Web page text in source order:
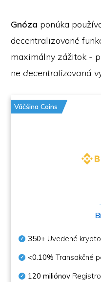
Gnóza ponúka
decentralizované
maximálny zážitok -
ne decentralizovaná
Väčšina Coins
350+ Uvedené
<0.10% Transakčné
120 miliónov